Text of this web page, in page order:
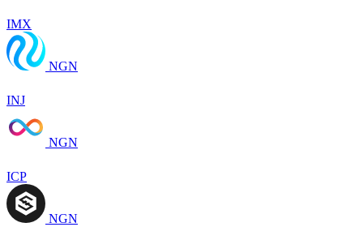
IMX
NGN
INJ
NGN
ICP
NGN